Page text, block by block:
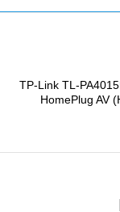
TP-Link TL-
HomePlug AV